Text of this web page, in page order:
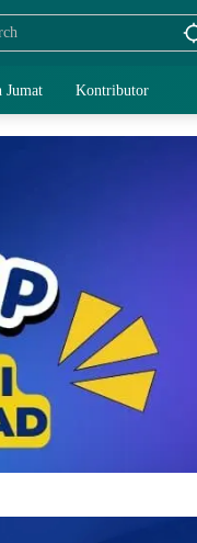
Jumat Kontributor